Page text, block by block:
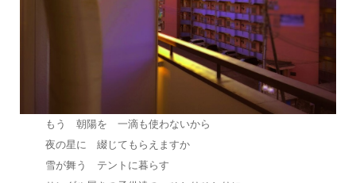
もう 朝陽を 一滴も使わないから
夜の星に 綴じてもらえますか
雪が舞う テントに暮らす